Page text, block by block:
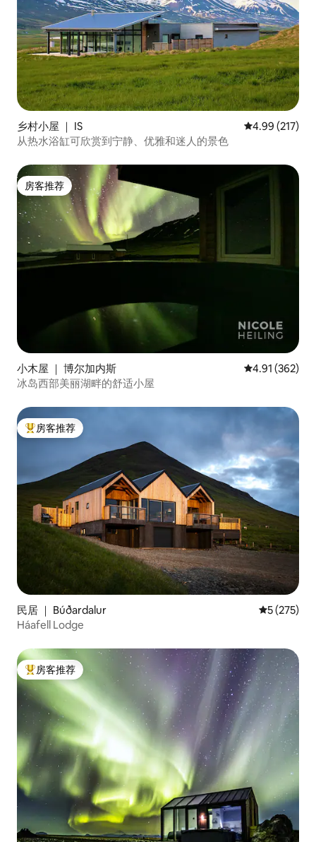
乡村小屋 ｜ IS 平均评分 4.99
4.99 (217)
从热水浴缸可欣赏到宁静、优雅和迷人的景色
房客推荐
房客推荐
小木屋 ｜ 博尔加内斯 平均评分 4.91
4.91 (362)
冰岛西部美丽湖畔的舒适小屋
热门「房客推荐」
房客推荐
民居 ｜ Búðardalur 平均评分 5
5 (275)
Háafell Lodge
热门「房客推荐」
房客推荐